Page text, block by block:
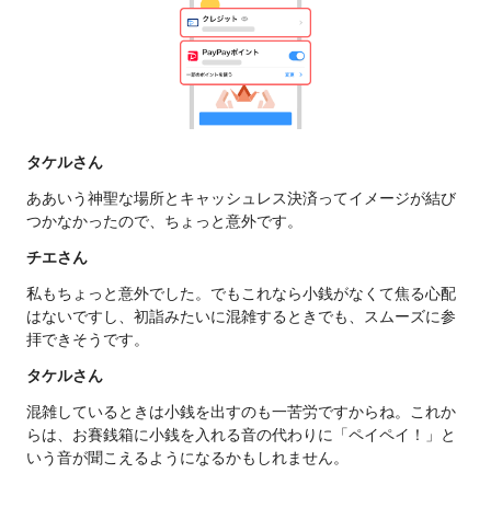
タケルさん
ああいう神聖な場所とキャッシュレス決済ってイメージが結び
つかなかったので、ちょっと意外です。
チエさん
私もちょっと意外でした。でもこれなら小銭がなくて焦る心配
はないですし、初詣みたいに混雑するときでも、スムーズに参
拝できそうです。
タケルさん
混雑しているときは小銭を出すのも一苦労ですからね。これか
らは、お賽銭箱に小銭を入れる音の代わりに「ペイペイ！」と
いう音が聞こえるようになるかもしれません。